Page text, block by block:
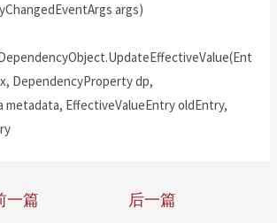
args)
DependencyProperty dp,
EffectiveValueEntry oldEntry,
一篇
后一篇